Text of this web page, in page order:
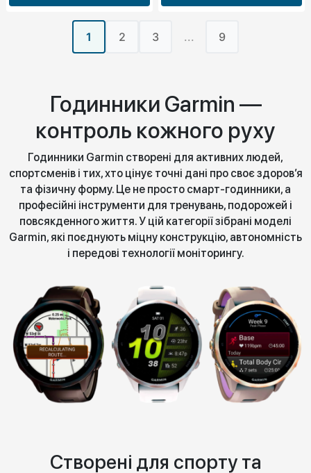
1 2 3 ... 9
Годинники Garmin —
контроль кожного руху
Годинники Garmin створені для активних людей,
спортсменів і тих, хто цінує точні дані про своє здоров’я
та фізичну форму. Це не просто смарт-годинники, а
професійні інструменти для тренувань, подорожей і
повсякденного життя. У цій категорії зібрані моделі
Garmin, які поєднують міцну конструкцію, автономність
і передові технології моніторингу.
Створені для спорту та